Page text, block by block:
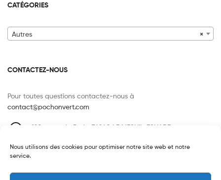
Nous utilisons des cookies pour optimiser notre site web et notre
service.
CATÉGORIES
×
Autres
CONTACTEZ-NOUS
Pour toutes questions contactez-nous à
contact@pochonvert.com
120 route de Paris, 76240 LE MESNIL-ESNARD